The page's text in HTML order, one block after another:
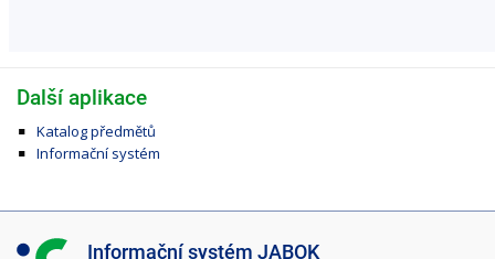
Další aplikace
Katalog předmětů
Informační systém
I Informační systém JABOK